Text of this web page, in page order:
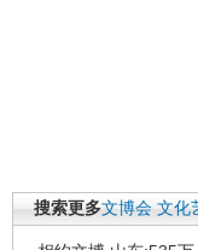
搜索更多文博会 文化